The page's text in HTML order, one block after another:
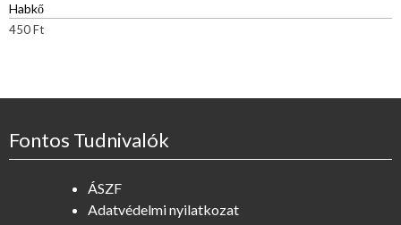
Habkő
450Ft
Fontos Tudnivalók
ÁSZF
Adatvédelmi nyilatkozat